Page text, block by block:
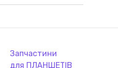
Запчастини
для ПЛАНШЕТІВ